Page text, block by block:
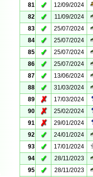
81
✓ 12/09/2024
82
✓ 11/09/2024
83
✓ 25/07/2024
84
✓ 25/07/2024
85
✓ 25/07/2024
86
✓ 25/07/2024
87
✓ 13/06/2024
88
✓ 31/03/2024
89
✗ 17/03/2024
90
✗ 25/02/2024
91
✗ 29/01/2024
92
✓ 24/01/2024
93
✓ 17/01/2024
94
✓ 28/11/2023
95
✓ 28/11/2023